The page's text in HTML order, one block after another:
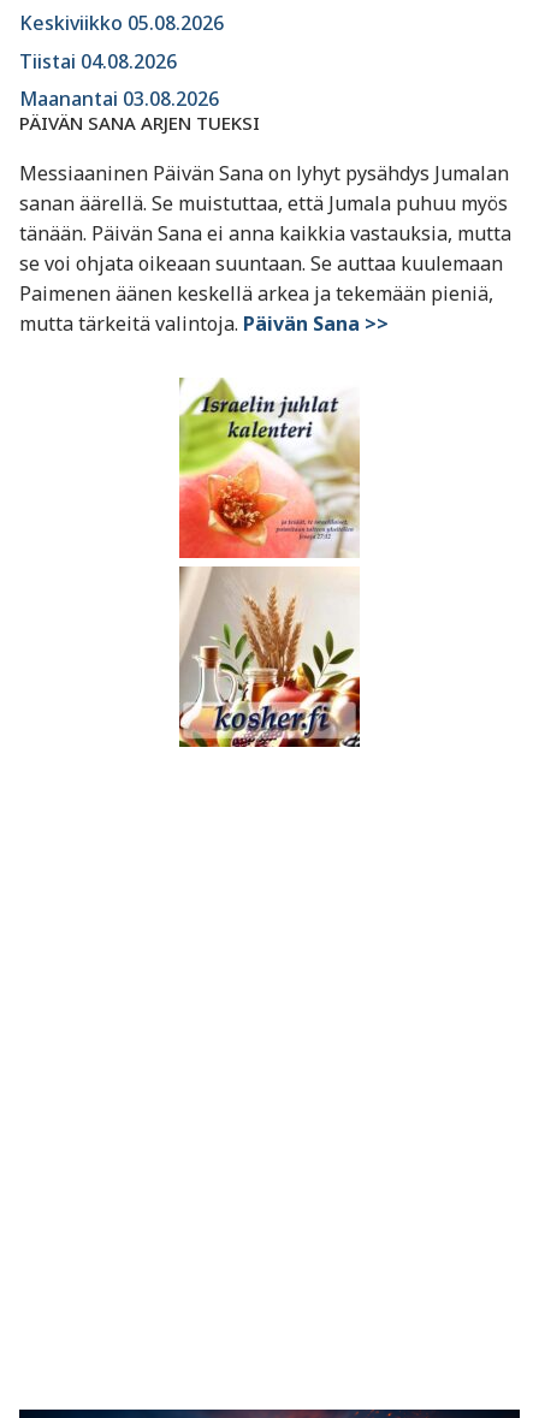
Keskiviikko 05.08.2026
Tiistai 04.08.2026
Maanantai 03.08.2026
PÄIVÄN SANA ARJEN TUEKSI
Messiaaninen Päivän Sana on lyhyt pysähdys Jumalan
sanan äärellä. Se muistuttaa, että Jumala puhuu myös
tänään. Päivän Sana ei anna kaikkia vastauksia, mutta
se voi ohjata oikeaan suuntaan. Se auttaa kuulemaan
Paimenen äänen keskellä arkea ja tekemään pieniä,
mutta tärkeitä valintoja. Päivän Sana >>